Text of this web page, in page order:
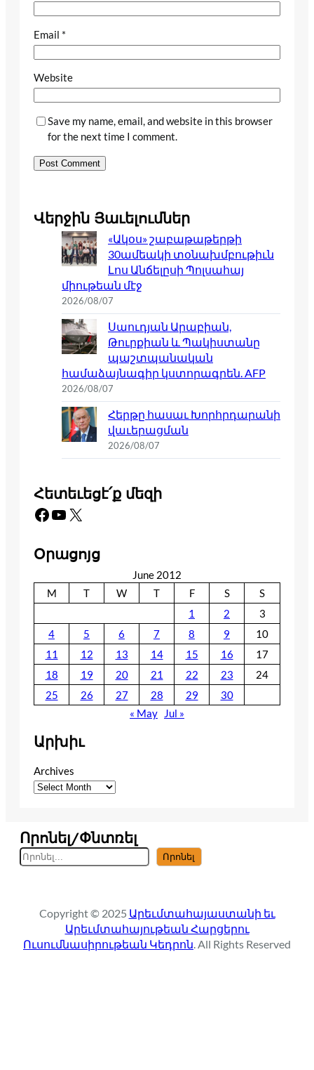
Email *
Website
Save my name, email, and website in this browser
for the next time I comment.
Վերջին Յաւելումներ
«Ակօս» շաբաթաթերթի
30ամեակի տօնախմբութիւն
Լոս Անճելըսի Պոլսահայ
միութեան մէջ
2026/08/07
Սաուդյան Արաբիան,
Թուրքիան և Պակիստանը
պաշտպանական
համաձայնագիր կստորագրեն. AFP
2026/08/07
Հերթը հասաւ Խորհրդարանի
վաւերացման
2026/08/07
Հետեւեցէ՛ք մեզի
Facebook YouTube X
Օրացոյց
June 2012
M
T W T F S
S
1
2
3
4
5 6 7 8 9
10
11
12 13 14 15 16
17
18
19 20 21 22 23
24
25
26 27 28 29
30
« May
Jul »
Արխիւ
Archives
Որոնել/Փնտռել
S
e
c
h
Որոնել
Copyright © 2025 Արեւմտահայաստանի եւ
Արեւմտահայութեան Հարցերու
Ուսումնասիրութեան Կեդրոն. All Rights Reserved